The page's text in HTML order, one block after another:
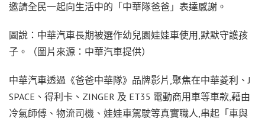
邀請全民一起向生活中的「中華隊爸爸」表達感謝。
圖說：中華汽車長期被選作幼兒園娃娃車使用,默默守護孩
子。（圖片來源：中華汽車提供）
中華汽車透過《爸爸中華隊》品牌影片,聚焦在中華菱利、J
SPACE、得利卡、ZINGER 及 ET35 電動商用車等車款,藉由
冷氣師傅、物流司機、娃娃車駕駛等真實職人,串起「車與